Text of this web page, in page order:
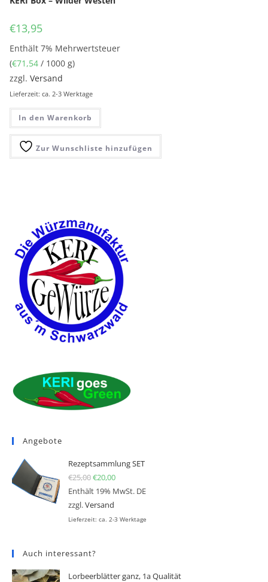
€13,95
Enthält 7% Mehrwertsteuer
(€71,54 / 1000 g)
zzgl.Versand
Lieferzeit: ca. 2-3 Werktage
In den Warenkorb
Zur Wunschliste hinzufügen
Angebote
Rezeptsammlung SET
€25,00Ursprünglicher Preis war: €25,00
€20,00Aktueller Preis ist: €20,00.
Enthält 19% MwSt. DE
zzgl.Versand
Lieferzeit: ca. 2-3 Werktage
Auch interessant?
Lorbeerblätter ganz, 1a Qualität